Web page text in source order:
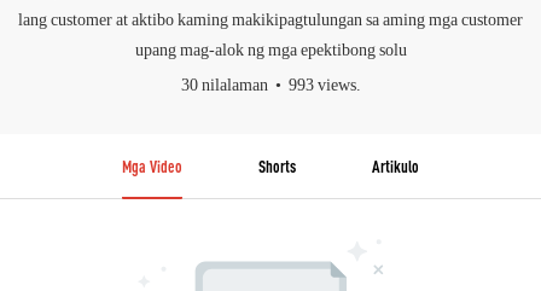
lang customer at aktibo kaming makikipagtulungan sa aming mga customer
upang mag-alok ng mga epektibong solu
30 nilalaman
993 views.
Mga Video Shorts Artikulo